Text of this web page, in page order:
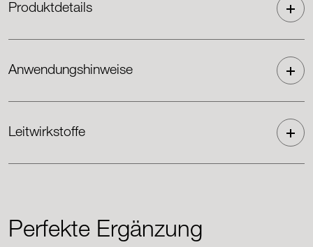
Produktdetails
Anwendungshinweise
Leitwirkstoffe
Perfekte Ergänzung